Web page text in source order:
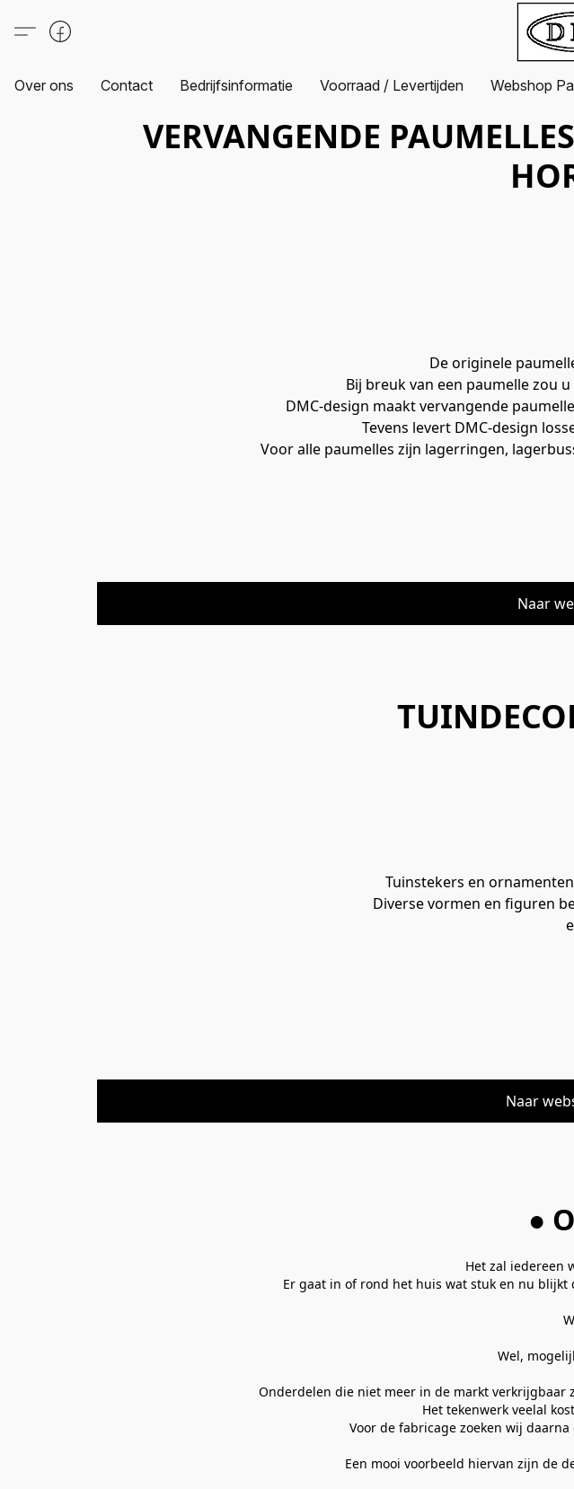
Over ons Contact Bedrijfsinformatie Voorraad / Levertijden Webshop
VERVANGENDE
De originele
Bij breuk van een paumelle zou
DMC-design maakt vervangende
Tevens levert DMC-design
Voor alle paumelles zijn lagerringen,
Naar
Tuinstekers en
Diverse vormen en figuren
Naar
●
Het zal iedereen
Er gaat in of rond het huis wat stuk en nu
Wel,
Onderdelen die niet meer in de markt verkrijgbaar
Het tekenwerk veelal
Voor de fabricage zoeken wij
Een mooi voorbeeld hiervan zijn de